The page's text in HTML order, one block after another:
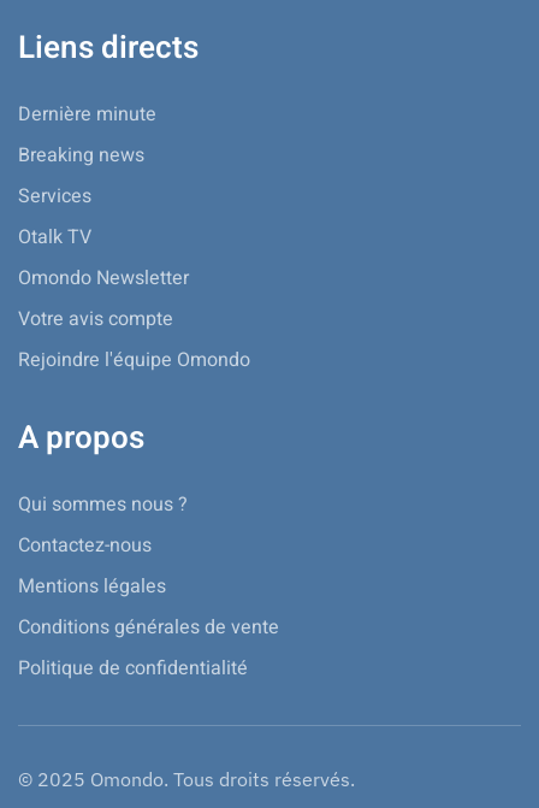
Liens directs
Dernière minute
Breaking news
Services
Otalk TV
Omondo Newsletter
Votre avis compte
Rejoindre l'équipe Omondo
A propos
Qui sommes nous ?
Contactez-nous
Mentions légales
Conditions générales de vente
Politique de confidentialité
© 2025 Omondo. Tous droits réservés.